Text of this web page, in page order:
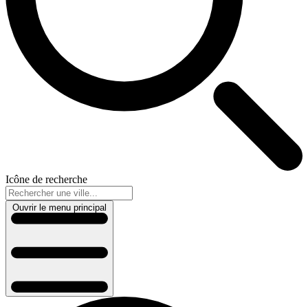
Icône de recherche
Ouvrir le menu principal